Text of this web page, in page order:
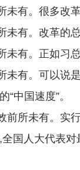
有。很多改革
有。改革的总
有。正如习总
有。可以说是
中国速度”。
所未有。实行
国人大代表